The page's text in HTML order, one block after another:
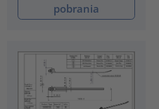
pobrania